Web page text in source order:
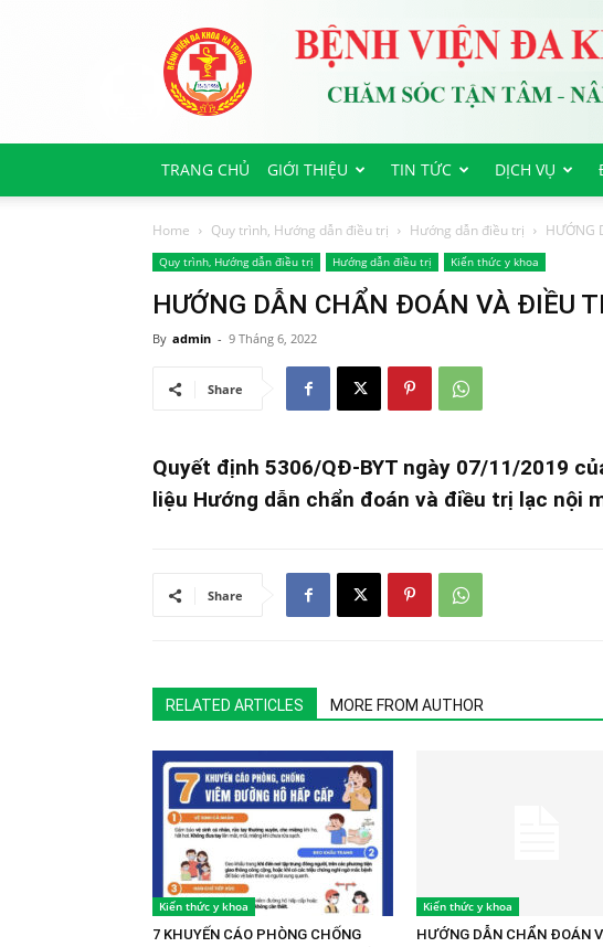
Bệnh
viện
Đa
Khoa
Trung
TRANG CHỦ
GIỚI THIỆU TIN TỨC DỊCH VỤ
Home Quy trình, Hướng dẫn điều trị Hướng dẫn điều trị HƯỚNG
Quy trình, Hướng dẫn điều trị Hướng dẫn điều trị Kiến thức y khoa
HƯỚNG DẪN CHẨN ĐOÁN VÀ ĐIỀU
By admin - 9 Tháng 6, 2022
Share
Quyết định 5306/QĐ-BYT ngày 07/11/2019
liệu Hướng dẫn chẩn đoán và điều trị lạc nội
Share
RELATED ARTICLES MORE FROM AUTHOR
Kiến thức y khoa
7 KHUYẾN CÁO PHÒNG CHỐNG
Kiến thức y khoa
HƯỚNG DẪN CHẨN ĐOÁN